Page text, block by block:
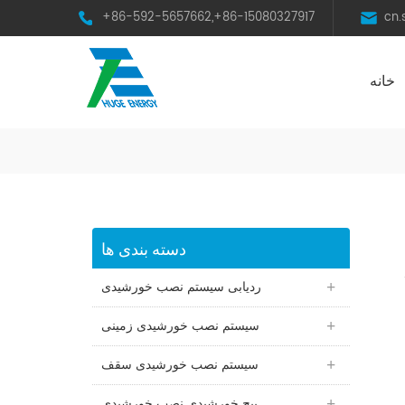
+86-592-5657662,+86-15080327917
خانه
دسته بندی ها
ردیابی سیستم نصب خورشیدی
سیستم نصب خورشیدی زمینی
سیستم نصب خورشیدی سقف